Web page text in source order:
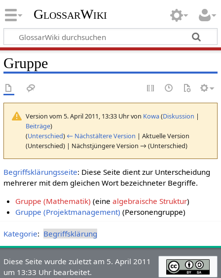
GlossarWiki
Gruppe
Version vom 5. April 2011, 13:33 Uhr von Kowa(Diskussion |
Beiträge)
(Unterschied) ← Nächstältere Version | Aktuelle Version
(Unterschied) | Nächstjüngere Version → (Unterschied)
Begriffsklärungsseite: Diese Seite dient zur Unterscheidung
mehrerer mit dem gleichen Wort bezeichneter Begriffe.
Gruppe (Mathematik) (einealgebraische Struktur)
Gruppe (Projektmanagement) (Personengruppe)
Kategorie: Begriffsklärung
Diese Seite wurde zuletzt am 5. April 2011
um 13:33 Uhr bearbeitet.